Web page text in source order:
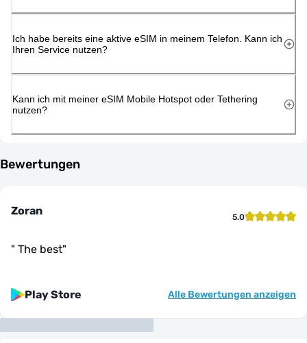
Ich habe bereits eine aktive eSIM in meinem Telefon. Kann ich
Ihren Service nutzen?
Kann ich mit meiner eSIM Mobile Hotspot oder Tethering
nutzen?
Bewertungen
Zoran 5.0
" The best"
Play Store Alle Bewertungen anzeigen